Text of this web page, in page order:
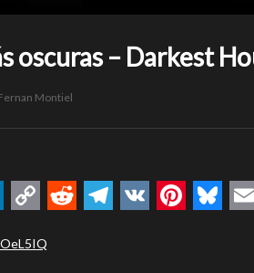
oscuras – Darkest
Montiel
Link